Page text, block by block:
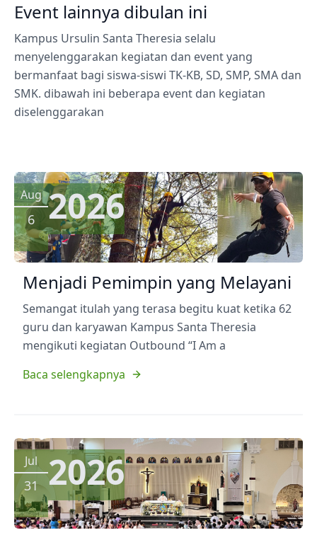
Event lainnya dibulan ini
Kampus Ursulin Santa Theresia selalu
menyelenggarakan kegiatan dan event yang
bermanfaat bagi siswa-siswi TK-KB, SD, SMP, SMA dan
SMK. dibawah ini beberapa event dan kegiatan
diselenggarakan
Aug
6 2026
Menjadi Pemimpin yang Melayani
Semangat itulah yang terasa begitu kuat ketika 62
guru dan karyawan Kampus Santa Theresia
mengikuti kegiatan Outbound “I Am a
Baca selengkapnya
Jul
31 2026